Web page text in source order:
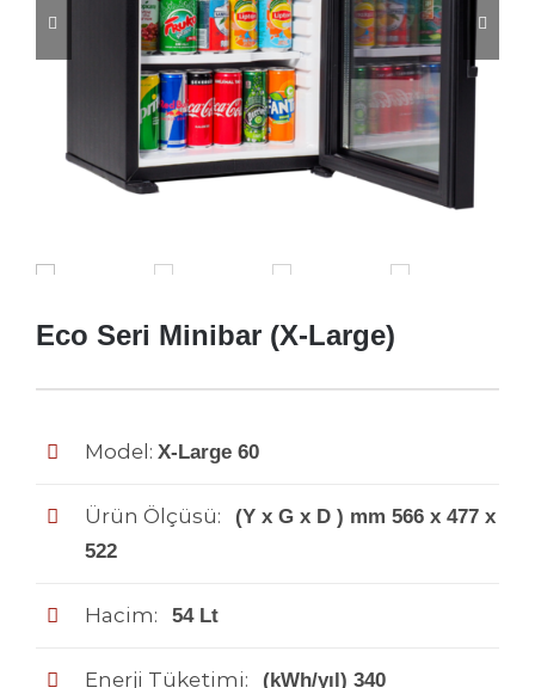
 
Eco Seri Minibar (X-Large)
Model: X-Large 60
Ürün Ölçüsü: (Y x G x D ) mm 566 x 477 x
522
Hacim: 54 Lt
Enerji Tüketimi: (kWh/yıl) 340